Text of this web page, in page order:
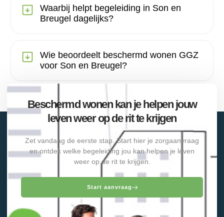
Waarbij helpt begeleiding in Son en
Breugel dagelijks?
Wie beoordeelt beschermd wonen GGZ
voor Son en Breugel?
Beschermd wonen kan je helpen jouw
leven weer op de rit te krijgen
Zet vandaag de eerste stap. Start hier je zorgaanvraag
en ontdek welke begeleiding jou kan helpen je leven
weer op de rit te krijgen.
Start aanvraag